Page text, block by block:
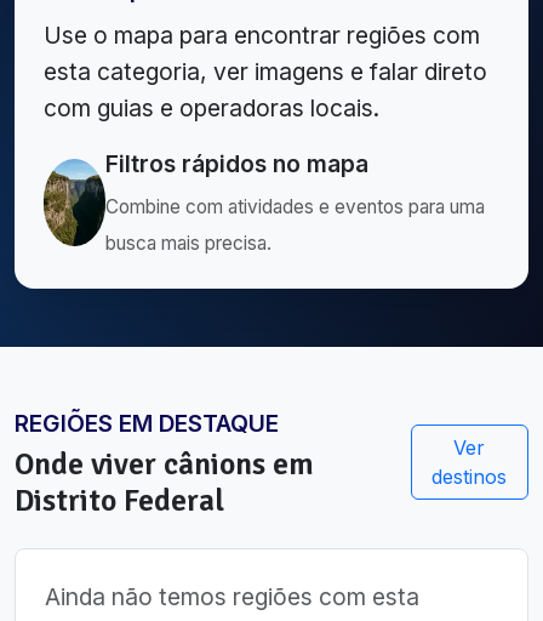
Use o mapa para encontrar regiões com
esta categoria, ver imagens e falar direto
com guias e operadoras locais.
Filtros rápidos no mapa
Combine com atividades e eventos para uma
busca mais precisa.
REGIÕES EM DESTAQUE
Onde viver cânions em
Distrito Federal
Ver
destinos
Ainda não temos regiões com esta